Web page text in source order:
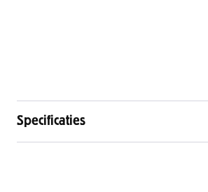
Specificaties